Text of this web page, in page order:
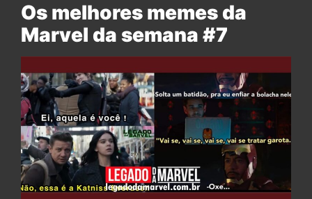
Os melhores memes da
Marvel da semana #7